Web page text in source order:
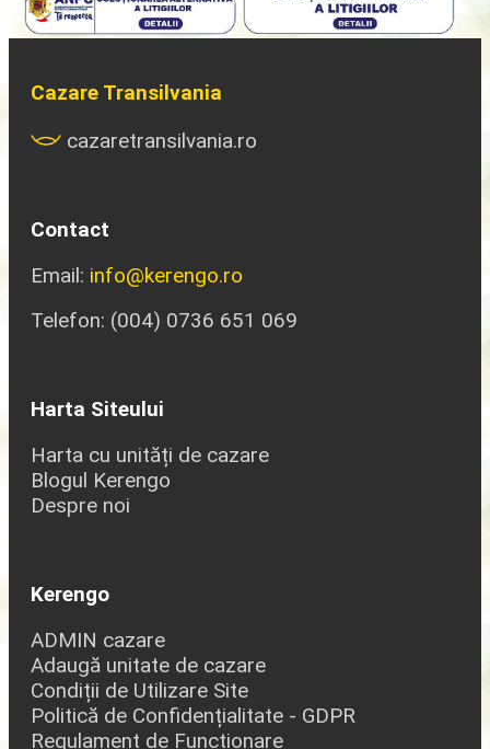
Cazare Transilvania
cazaretransilvania.ro
Contact
Email: info@kerengo.ro
Telefon: (004) 0736 651 069
Harta Siteului
Harta cu unități de cazare
Blogul Kerengo
Despre noi
Kerengo
ADMIN cazare
Adaugă unitate de cazare
Condiții de Utilizare Site
Politică de Confidențialitate - GDPR
Regulament de Funcționare